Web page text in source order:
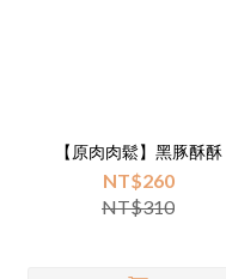
【原肉肉鬆】黑豚酥酥
NT$260
NT$310